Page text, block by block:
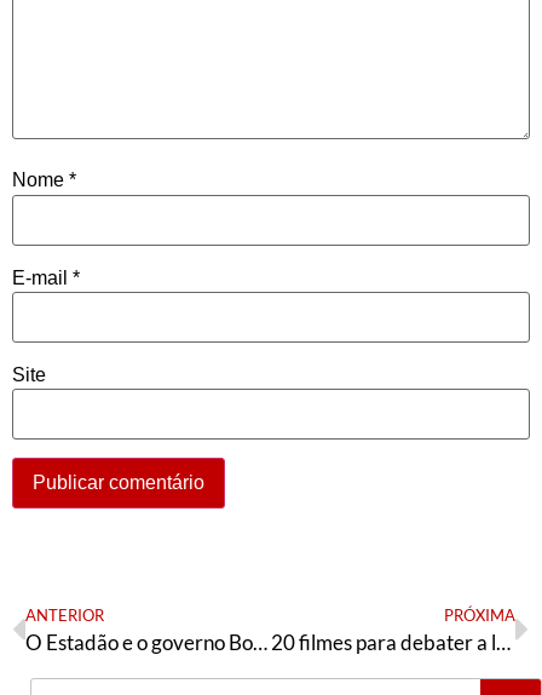
Nome *
E-mail *
Site
ANTERIOR
O Estadão e o governo Bolsonaro
PRÓXIMA
20 filmes para debater a legalização do aborto